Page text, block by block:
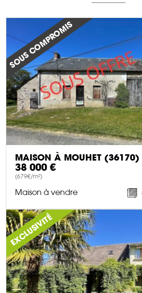
SOUS COMPROMIS
MAISON À MOUHET (36170)
38 000 €
(679€/m²)
Maison à vendre
DÉCOUVRIR CE BIEN
EXCLUSIVITÉ